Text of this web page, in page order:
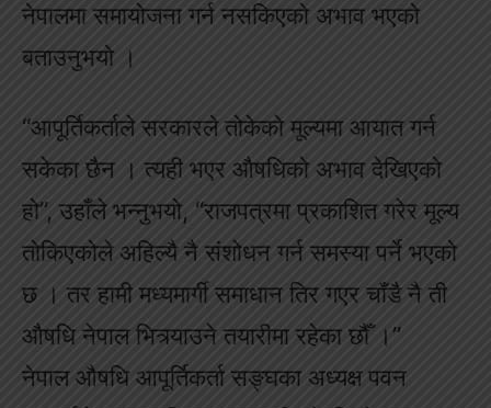
नेपालमा समायोजना गर्न नसकिएको अभाव भएको
बताउनुभयो ।
“आपूर्तिकर्ताले सरकारले तोकेको मूल्यमा आयात गर्न
सकेका छैन । त्यही भएर औषधिको अभाव देखिएको
हो”, उहाँले भन्नुभयो, “राजपत्रमा प्रकाशित गरेर मूल्य
तोकिएकोले अहिल्यै नै संशोधन गर्न समस्या पर्ने भएको
छ । तर हामी मध्यमार्गी समाधान तिर गएर चाँडै नै ती
औषधि नेपाल भित्र्याउने तयारीमा रहेका छौँ ।”
नेपाल औषधि आपूर्तिकर्ता सङ्घका अध्यक्ष पवन